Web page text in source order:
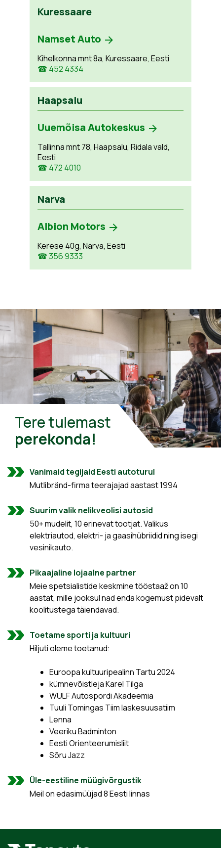
Kuressaare
Namset Auto
Kihelkonna mnt 8a, Kuressaare, Eesti
☎ 452 4334
Haapsalu
Uuemõisa Autokeskus
Tallinna mnt 78, Haapsalu, Ridala vald,
Eesti
☎ 472 4010
Narva
Albion Motors
Kerese 40g, Narva, Eesti
☎ 356 9333
Tere tulemast
perekonda!
Vanimaid tegijaid Eesti autoturul
Mutlibränd-firma teerajajad aastast 1994
Suurim valik nelikveolisi autosid
50+ mudelit, 10 erinevat tootjat. Valikus
elektriautod, elektri- ja gaasihübriidid ning isegi
vesinikauto.
Pikaajaline lojaalne partner
Meie spetsialistide keskmine tööstaaž on 10
aastat, mille jooksul nad enda kogemust pidevalt
koolitustega täiendavad.
Toetame sporti ja kultuuri
Hiljuti oleme toetanud:
Euroopa kultuuripealinn Tartu 2024
kümnevõistleja Karel Tilga
WULF Autospordi Akadeemia
Tuuli Tomingas Tiim laskesuusatiim
Lenna
Veeriku Badminton
Eesti Orienteerumisliit
Sõru Jazz
Üle-eestiline müügivõrgustik
Meil on edasimüüjad 8 Eesti linnas